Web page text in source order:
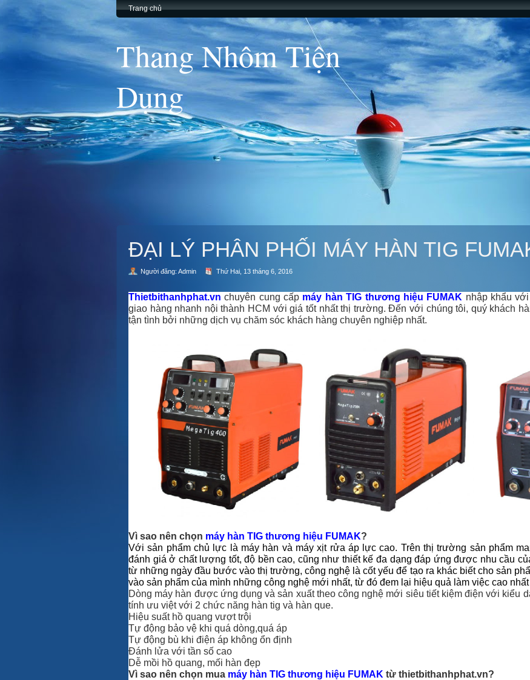
Trang chủ
Thang Nhôm Tiện
Dụng
ĐẠI LÝ PHÂN PHỐI MÁY HÀN TIG
Người đăng: Admin Thứ Hai, 13 tháng 6, 2016
Thietbithanhphat.vn chuyên cung cấp máy hàn TIG thương hiệu FUMAK nhập khẩu
giao hàng nhanh nội thành HCM với giá tốt nhất thị trường. Đến với chúng tôi, quý khách
tận tình bởi những dịch vụ chăm sóc khách hàng chuyên nghiệp nhất.
Vì sao nên chọn máy hàn TIG thương hiệu FUMAK?
Với sản phẩm chủ lực là máy hàn và máy xịt rửa áp lực cao. Trên thị trường sản phẩm
đánh giá ở chất lượng tốt, độ bền cao, cũng như thiết kế đa dạng đáp ứng được nhu cầu
từ những ngày đầu bước vào thị trường, công nghệ là cốt yếu để tạo ra khác biết cho sản
vào sản phẩm của mình những công nghệ mới nhất, từ đó đem lại hiệu quả làm việc cao
Dòng máy hàn được ứng dụng và sản xuất theo công nghệ mới siêu tiết kiệm điện với kiểu
tính ưu việt với 2 chức năng hàn tig và hàn que.
Hiệu suất hồ quang vượt trội
Tự động bảo vệ khi quá dòng,quá áp
Tự động bù khi điện áp không ổn định
Đánh lửa với tần số cao
Dễ mồi hồ quang, mối hàn đẹp
Vì sao nên chọn mua máy hàn TIG thương hiệu FUMAK từ thietbithanhphat.vn?